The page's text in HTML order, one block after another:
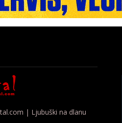
| Ljubuški na dlanu